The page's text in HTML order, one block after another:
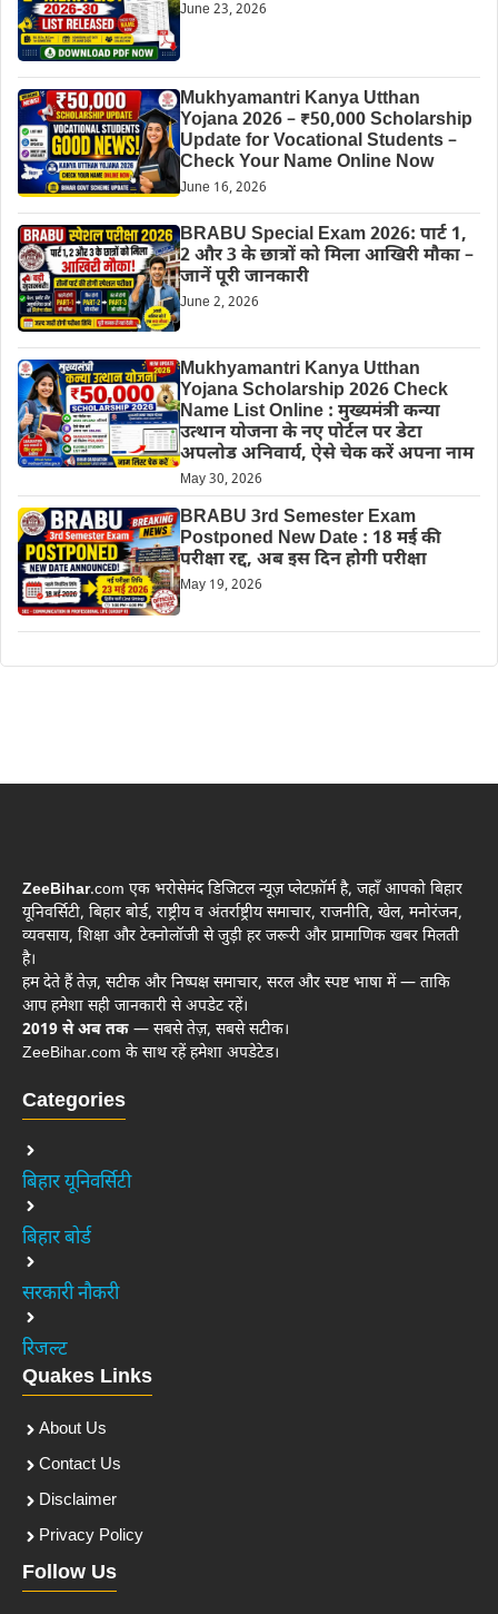
June 23, 2026
Mukhyamantri Kanya Utthan
Yojana 2026 – ₹50,000 Scholarship
Update for Vocational Students –
Check Your Name Online Now
June 16, 2026
BRABU Special Exam 2026: पार्ट 1,
2 और 3 के छात्रों को मिला आखिरी मौका –
जानें पूरी जानकारी
June 2, 2026
Mukhyamantri Kanya Utthan
Yojana Scholarship 2026 Check
Name List Online : मुख्यमंत्री कन्या
उत्थान योजना के नए पोर्टल पर डेटा
अपलोड अनिवार्य, ऐसे चेक करें अपना नाम
May 30, 2026
BRABU 3rd Semester Exam
Postponed New Date : 18 मई की
परीक्षा रद्द, अब इस दिन होगी परीक्षा
May 19, 2026
ZeeBihar.com एक भरोसेमंद डिजिटल न्यूज़ प्लेटफ़ॉर्म है, जहाँ आपको बिहार
यूनिवर्सिटी, बिहार बोर्ड, राष्ट्रीय व अंतर्राष्ट्रीय समाचार, राजनीति, खेल, मनोरंजन,
व्यवसाय, शिक्षा और टेक्नोलॉजी से जुड़ी हर जरूरी और प्रामाणिक खबर मिलती
है।
हम देते हैं तेज़, सटीक और निष्पक्ष समाचार, सरल और स्पष्ट भाषा में — ताकि
आप हमेशा सही जानकारी से अपडेट रहें।
2019 से अब तक — सबसे तेज़, सबसे सटीक।
ZeeBihar.com के साथ रहें हमेशा अपडेटेड।
Categories
बिहार यूनिवर्सिटी
बिहार बोर्ड
सरकारी नौकरी
रिजल्ट
Quakes Links
About Us
Contact Us
Disclaimer
Privacy Policy
Follow Us